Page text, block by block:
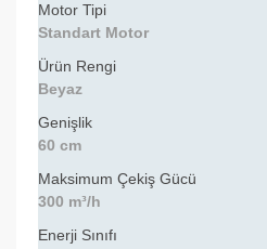
Motor Tipi
Standart Motor
Ürün Rengi
Beyaz
Genişlik
60 cm
Maksimum Çekiş Gücü
300 m³/h
Enerji Sınıfı